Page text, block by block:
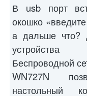
В usb порт
окошко
а дальше что?
устройства
Беспроводной
WN727N
настольный